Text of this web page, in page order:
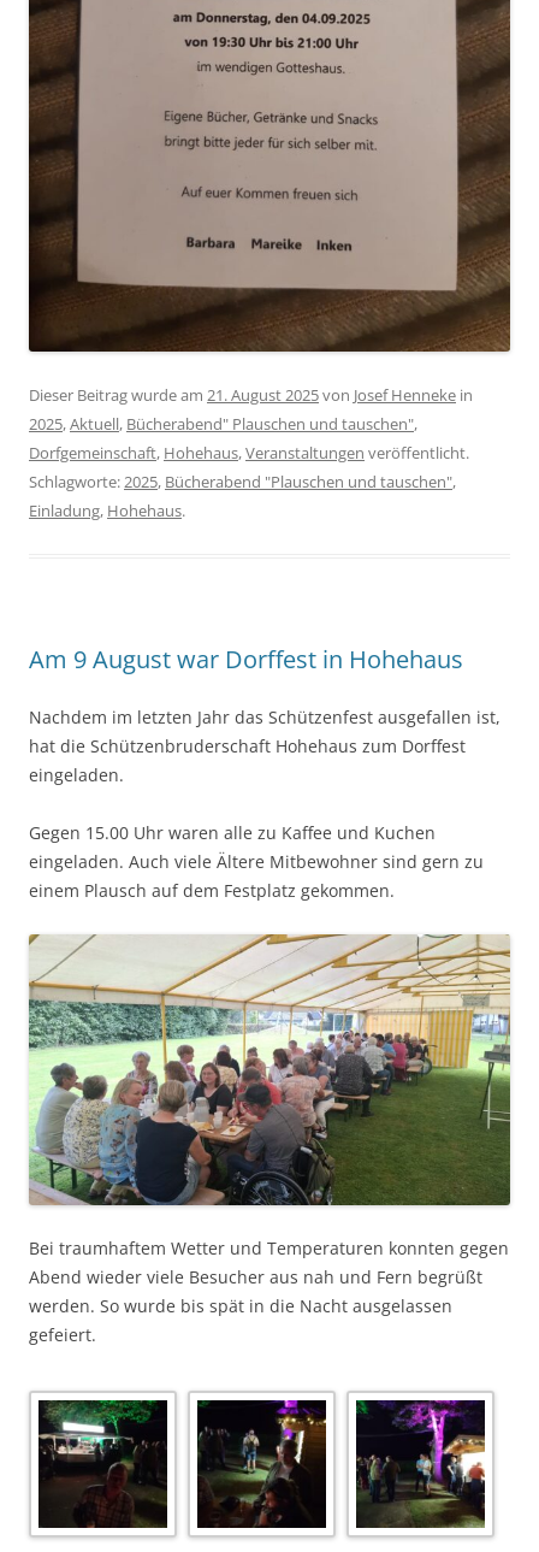
Dieser Beitrag wurde am 21. August 2025von Josef Henneke in
2025,Aktuell, Bücherabend" Plauschen und tauschen",
Dorfgemeinschaft, Hohehaus,Veranstaltungen veröffentlicht.
Schlagworte:2025, Bücherabend "Plauschen und tauschen",
Einladung, Hohehaus.
Am 9 August war Dorffest in Hohehaus
Nachdem im letzten Jahr das Schützenfest ausgefallen ist,
hat die Schützenbruderschaft Hohehaus zum Dorffest
eingeladen.
Gegen 15.00 Uhr waren alle zu Kaffee und Kuchen
eingeladen. Auch viele Ältere Mitbewohner sind gern zu
einem Plausch auf dem Festplatz gekommen.
Bei traumhaftem Wetter und Temperaturen konnten gegen
Abend wieder viele Besucher aus nah und Fern begrüßt
werden. So wurde bis spät in die Nacht ausgelassen
gefeiert.